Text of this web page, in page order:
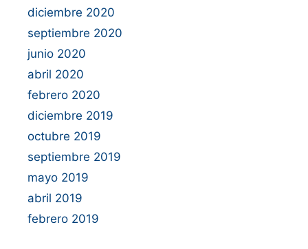
diciembre 2020
septiembre 2020
junio 2020
abril 2020
febrero 2020
diciembre 2019
octubre 2019
septiembre 2019
mayo 2019
abril 2019
febrero 2019